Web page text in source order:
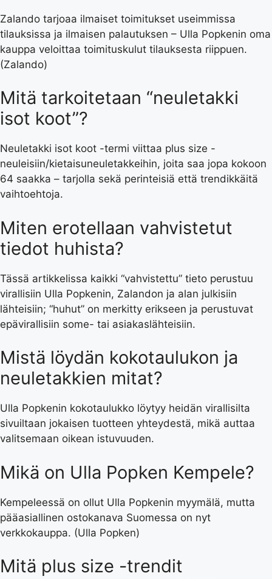
Zalando tarjoaa ilmaiset toimitukset useimmissa
tilauksissa ja ilmaisen palautuksen – Ulla Popkenin oma
kauppa veloittaa toimituskulut tilauksesta riippuen.
(Zalando)
Mitä tarkoitetaan “neuletakki
isot koot”?
Neuletakki isot koot -termi viittaa plus size -
neuleisiin/kietaisuneuletakkeihin, joita saa jopa kokoon
64 saakka – tarjolla sekä perinteisiä että trendikkäitä
vaihtoehtoja.
Miten erotellaan vahvistetut
tiedot huhista?
Tässä artikkelissa kaikki “vahvistettu” tieto perustuu
virallisiin Ulla Popkenin, Zalandon ja alan julkisiin
lähteisiin; “huhut” on merkitty erikseen ja perustuvat
epävirallisiin some- tai asiakaslähteisiin.
Mistä löydän kokotaulukon ja
neuletakkien mitat?
Ulla Popkenin kokotaulukko löytyy heidän virallisilta
sivuiltaan jokaisen tuotteen yhteydestä, mikä auttaa
valitsemaan oikean istuvuuden.
Mikä on Ulla Popken Kempele?
Kempeleessä on ollut Ulla Popkenin myymälä, mutta
pääasiallinen ostokanava Suomessa on nyt
verkkokauppa. (Ulla Popken)
Mitä plus size -trendit